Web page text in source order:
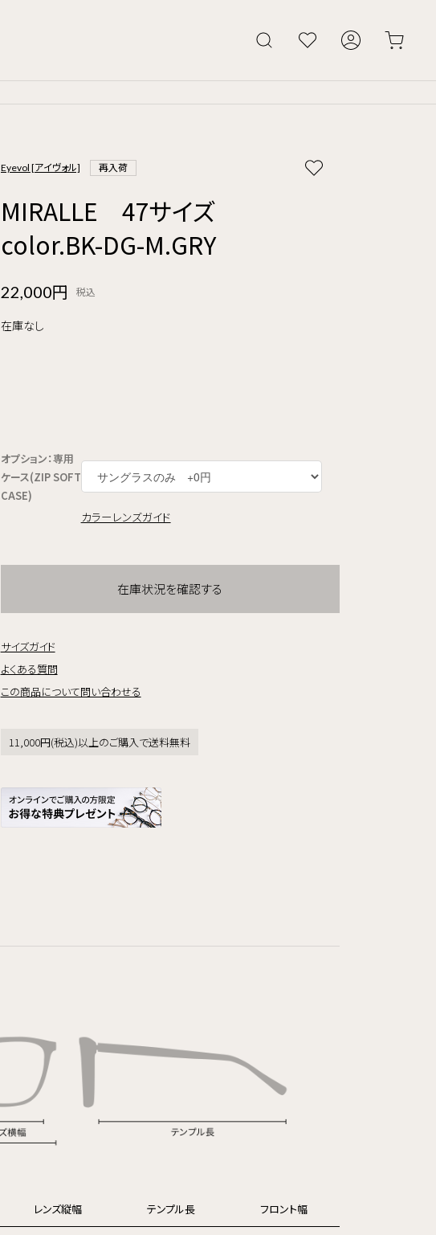
Eyevol [アイヴォル] 再入荷
MIRALLE 47サイズ
color.BK-DG-M.GRY
22,000円 税込
在庫なし
オプション：専用
ケース(ZIP SOFT
CASE)
カラーレンズガイド
在庫状況を確認する
サイズガイド
よくある質問
この商品について問い合わせる
11,000円(税込)以上のご購入で送料無料
レンズ縦幅 テンプル長 フロント幅